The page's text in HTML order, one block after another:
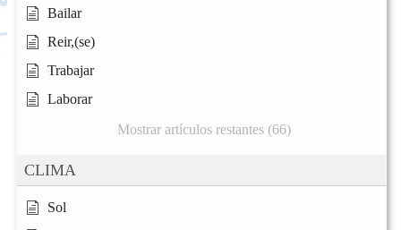
Bailar
Reir,(se)
Trabajar
Laborar
Mostrar artículos restantes (66)
CLIMA
Sol